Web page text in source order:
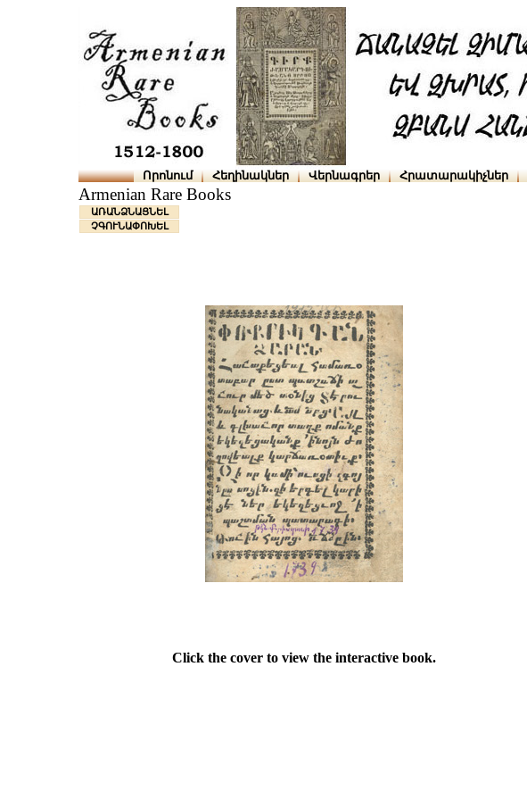
Որոնում Հեղինակներ Վերնագրեր Հրատարակիչներ
Armenian Rare Books
ԱՌԱՆՁՆԱՑՆԵԼ
ՉԳՈՒՆԱՓՈԽԵԼ
Click the cover to view the interactive book.